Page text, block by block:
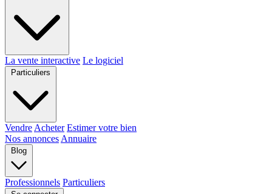
La vente interactive Le logiciel
Particuliers
Vendre Acheter Estimer votre bien
Nos annonces Annuaire
Blog
Professionnels Particuliers